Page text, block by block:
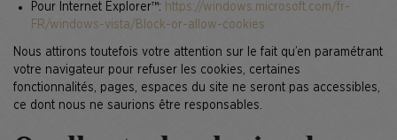
Pour Internet Explorer™: https://windows.microsoft.com/fr-
FR/windows-vista/Block-or-allow-cookies
Nous attirons toutefois votre attention sur le fait qu’en paramétrant
votre navigateur pour refuser les cookies, certaines
fonctionnalités, pages, espaces du site ne seront pas accessibles,
ce dont nous ne saurions être responsables.